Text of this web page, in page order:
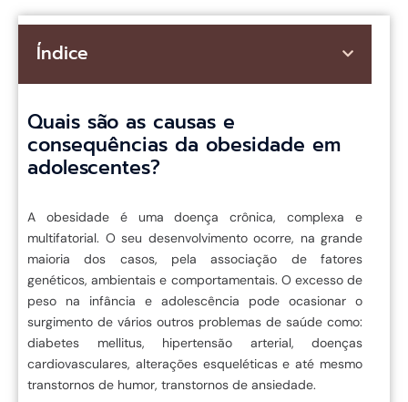
Índice
Quais são as causas e
consequências da obesidade em
adolescentes?
A obesidade é uma doença crônica, complexa e
multifatorial. O seu desenvolvimento ocorre, na grande
maioria dos casos, pela associação de fatores
genéticos, ambientais e comportamentais. O excesso de
peso na infância e adolescência pode ocasionar o
surgimento de vários outros problemas de saúde como:
diabetes mellitus, hipertensão arterial, doenças
cardiovasculares, alterações esqueléticas e até mesmo
transtornos de humor, transtornos de ansiedade.